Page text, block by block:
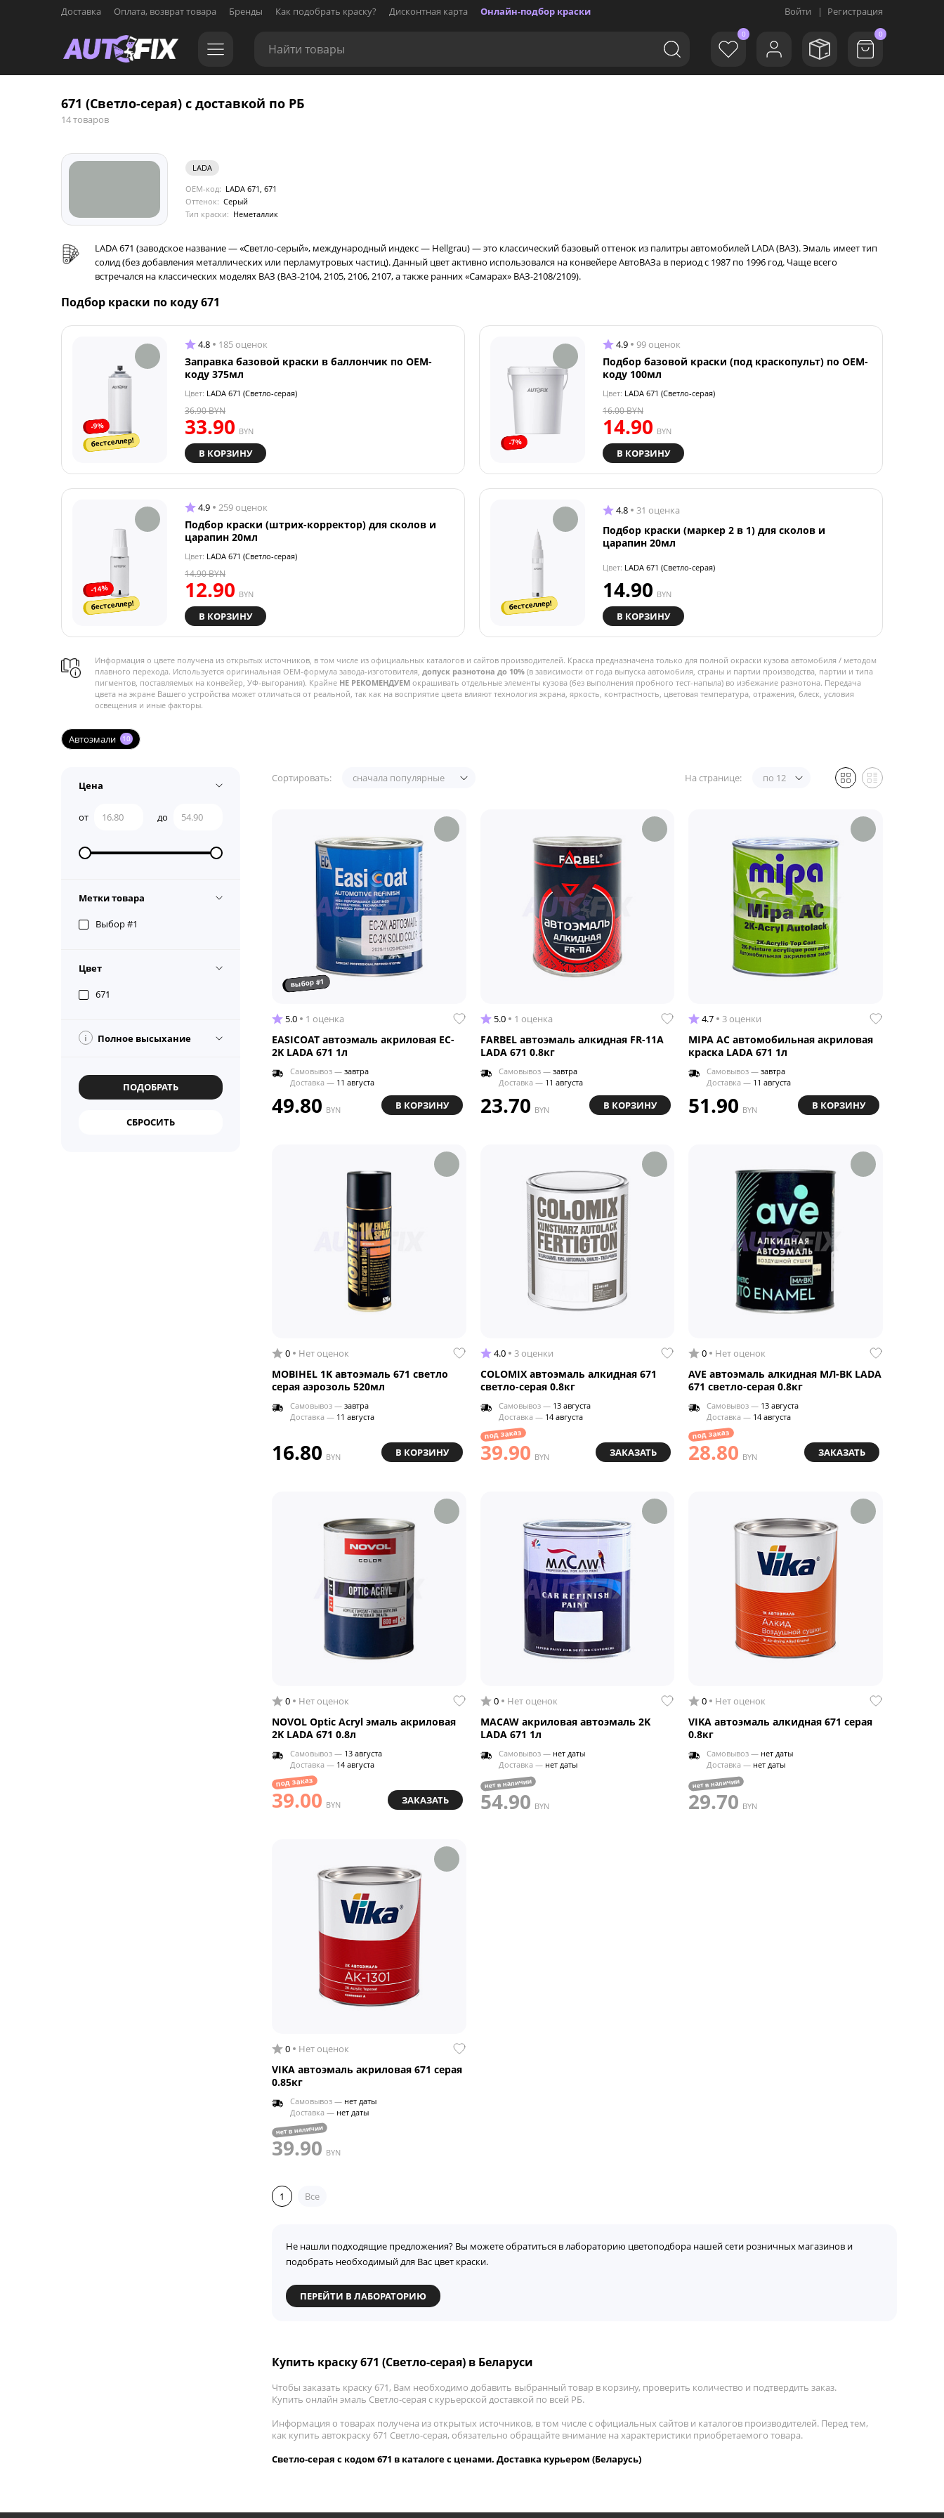
Доставка Оплата, возврат товара Бренды Как подобрать краску? Дисконтная карта Онлайн-подбор краски Войти | Регистрация
0 0
671 (Светло-серая) с доставкой по РБ
14 товаров
LADA
OEM-код: LADA 671, 671
Оттенок: Серый
Тип краски: Неметаллик
LADA 671 (заводское название — «Светло-серый», международный индекс — Hellgrau) — это классический базовый оттенок из палитры автомобилей LADA (ВАЗ). Эмаль имеет тип
солид (без добавления металлических или перламутровых частиц). Данный цвет активно использовался на конвейере АвтоВАЗа в период с 1987 по 1996 год. Чаще всего
встречался на классических моделях ВАЗ (ВАЗ-2104, 2105, 2106, 2107, а также ранних «Самарах» ВАЗ-2108/2109).
Подбор краски по коду 671
-9%
бестселлер!
4.8 185 оценок
Заправка базовой краски в баллончик по OEM-
коду 375мл
Цвет: LADA 671 (Светло-серая)
33.90 BYN
36.90BYN
В КОРЗИНУ
-7%
4.9 99 оценок
Подбор базовой краски (под краскопульт) по OEM-
коду 100мл
Цвет: LADA 671 (Светло-серая)
14.90 BYN
16.00BYN
В КОРЗИНУ
-14%
бестселлер!
4.9 259 оценок
Подбор краски (штрих-корректор) для сколов и
царапин 20мл
Цвет: LADA 671 (Светло-серая)
12.90 BYN
14.90BYN
В КОРЗИНУ
бестселлер!
4.8 31 оценка
Подбор краски (маркер 2 в 1) для сколов и
царапин 20мл
Цвет: LADA 671 (Светло-серая)
14.90 BYN
В КОРЗИНУ
Информация о цвете получена из открытых источников, в том числе из официальных каталогов и сайтов производителей. Краска предназначена только для полной окраски кузова автомобиля / методом
плавного перехода. Используется оригинальная OEM-формула завода-изготовителя, допуск разнотона до 10% (в зависимости от года выпуска автомобиля, страны и партии производства, партии и типа
пигментов, поставляемых на конвейер, УФ-выгорания). Крайне НЕ РЕКОМЕНДУЕМ окрашивать отдельные элементы кузова (без выполнения пробного тест-напыла) во избежание разнотона. Передача
цвета на экране Вашего устройства может отличаться от реальной, так как на восприятие цвета влияют технология экрана, яркость, контрастность, цветовая температура, отражения, блеск, условия
освещения и иные факторы.
Автоэмали 10
Цена
от до
Метки товара
Выбор #1
Цвет
671
i Полное высыхание
Сортировать: сначала популярные На странице: по 12
выбор #1
5.0 1 оценка
EASICOAT автоэмаль акриловая EC-
2K LADA 671 1л
Самовывоз — завтра
Доставка — 11 августа
49.80 BYN В КОРЗИНУ
5.0 1 оценка
FARBEL автоэмаль алкидная FR-11A
LADA 671 0.8кг
Самовывоз — завтра
Доставка — 11 августа
23.70 BYN В КОРЗИНУ
4.7 3 оценки
MIPA AC автомобильная акриловая
краска LADA 671 1л
Самовывоз —завтра
Доставка — 11 августа
51.90 BYN В КОРЗИНУ
0 Нет оценок
MOBIHEL 1K автоэмаль 671 светло
серая аэрозоль 520мл
Самовывоз — завтра
Доставка — 11 августа
16.80 BYN В КОРЗИНУ
4.0 3 оценки
COLOMIX автоэмаль алкидная 671
светло-серая 0.8кг
Самовывоз — 13 августа
Доставка — 14 августа
под заказ
39.90 BYN ЗАКАЗАТЬ
0 Нет оценок
AVE автоэмаль алкидная МЛ-ВК LADA
671 светло-серая 0.8кг
Самовывоз — 13 августа
Доставка — 14 августа
под заказ
28.80 BYN ЗАКАЗАТЬ
0 Нет оценок
NOVOL Optic Acryl эмаль акриловая
2K LADA 671 0.8л
Самовывоз — 13 августа
Доставка — 14 августа
под заказ
39.00 BYN ЗАКАЗАТЬ
0 Нет оценок
MACAW акриловая автоэмаль 2K
LADA 671 1л
Самовывоз — нет даты
Доставка — нет даты
нет в наличии
54.90 BYN
0 Нет оценок
VIKA автоэмаль алкидная 671 серая
0.8кг
Самовывоз — нет даты
Доставка — нет даты
нет в наличии
29.70 BYN
0 Нет оценок
VIKA автоэмаль акриловая 671 серая
0.85кг
Самовывоз — нет даты
Доставка — нет даты
нет в наличии
39.90 BYN
1 Все
Не нашли подходящие предложения? Вы можете обратиться в лабораторию цветоподбора нашей сети розничных магазинов и
подобрать необходимый для Вас цвет краски.
ПЕРЕЙТИ В ЛАБОРАТОРИЮ
Купить краску 671 (Светло-серая) в Беларуси
Чтобы заказать краску 671, Вам необходимо добавить выбранный товар в корзину, проверить количество и подтвердить заказ.
Купить онлайн эмаль Светло-серая с курьерской доставкой по всей РБ.
Информация о товарах получена из открытых источников, в том числе с официальных сайтов и каталогов производителей. Перед тем,
как купить автокраску 671 Светло-серая, обязательно обращайте внимание на характеристики приобретаемого товара.
Светло-серая с кодом 671 в каталоге с ценами. Доставка курьером (Беларусь)